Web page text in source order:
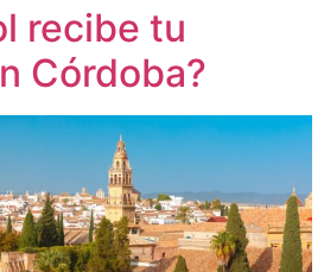
recibe tu
Córdoba?